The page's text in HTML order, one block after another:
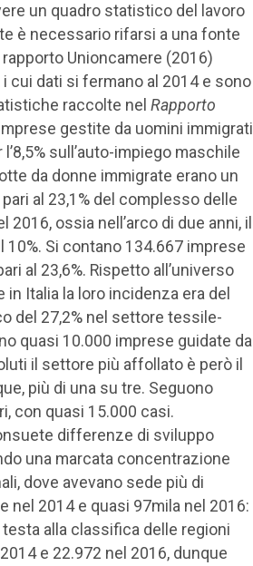
un quadro statistico del lavoro
è necessario rifarsi a una fonte
Unioncamere (2016)
cui dati si fermano al 2014 e sono
raccolte nel Rapporto
gestite da uomini immigrati
sull’auto-impiego maschile
da donne immigrate erano un
al 23,1% del complesso delle
ossia nell’arco di due anni, il
Si contano 134.667 imprese
al 23,6%. Rispetto all’universo
Italia la loro incidenza era del
del 27,2% nel settore tessile-
quasi 10.000 imprese guidate da
il settore più affollato è però il
più di una su tre. Seguono
con quasi 15.000 casi.
differenze di sviluppo
una marcata concentrazione
dove avevano sede più di
nel 2014 e quasi 97mila nel 2016:
alla classifica delle regioni
e 22.972 nel 2016, dunque